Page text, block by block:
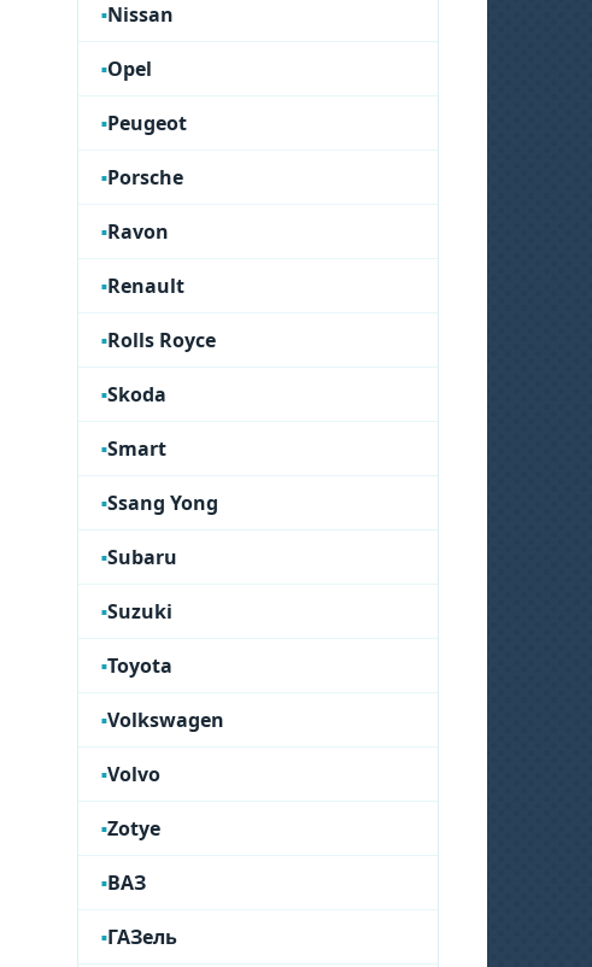
Nissan
Opel
Peugeot
Porsche
Ravon
Renault
Rolls Royce
Skoda
Smart
Ssang Yong
Subaru
Suzuki
Toyota
Volkswagen
Volvo
Zotye
ВАЗ
ГАЗель